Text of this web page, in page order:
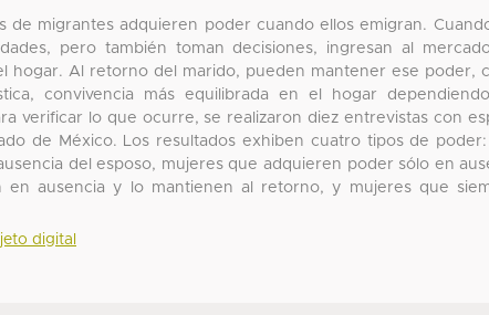
de migrantes adquieren poder cuando ellos emigran.
pero también toman decisiones, ingresan al
hogar. Al retorno del marido, pueden mantener ese poder,
convivencia más equilibrada en el hogar
verificar lo que ocurre, se realizaron diez entrevistas con
de México. Los resultados exhiben cuatro tipos de
del esposo, mujeres que adquieren poder sólo en
en ausencia y lo mantienen al retorno, y mujeres que
digital